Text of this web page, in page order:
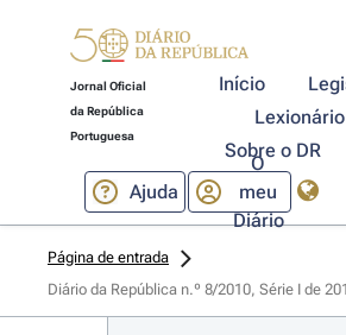
Jornal Oficial
da República
Portuguesa
Início
Lexionário
Sobre o DR
Ajuda
O
meu
Diário
Página de entrada
Diário da República n.º 8/2010, Série I de